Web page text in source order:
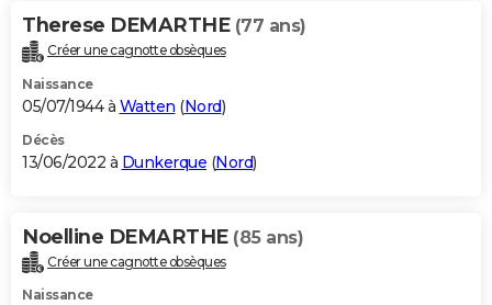
Therese DEMARTHE (77 ans)
Créer une cagnotte obsèques
Naissance
05/07/1944 à Watten (Nord)
Décès
13/06/2022 à Dunkerque (Nord)
Noelline DEMARTHE (85 ans)
Créer une cagnotte obsèques
Naissance